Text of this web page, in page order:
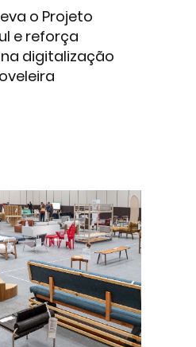
o Projeto
e reforça
digitalização